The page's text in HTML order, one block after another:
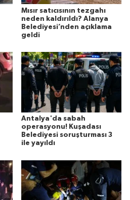
Mısır satıcısının tezgahı
neden kaldırıldı? Alanya
Belediyesi’nden açıklama
geldi
Antalya'da sabah
operasyonu! Kuşadası
Belediyesi soruşturması 3
ile yayıldı